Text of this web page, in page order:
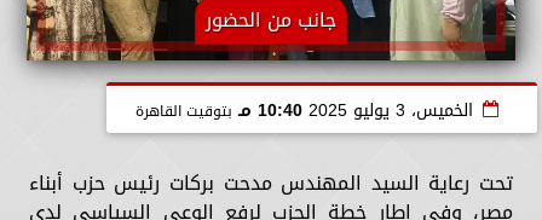
جانب من الحضور
الخميس، 3 يوليو 2025 10:40 مـ بتوقيت القاهرة
تحت رعاية السيد المهندس مدحت بركات رئيس حزب أبناء